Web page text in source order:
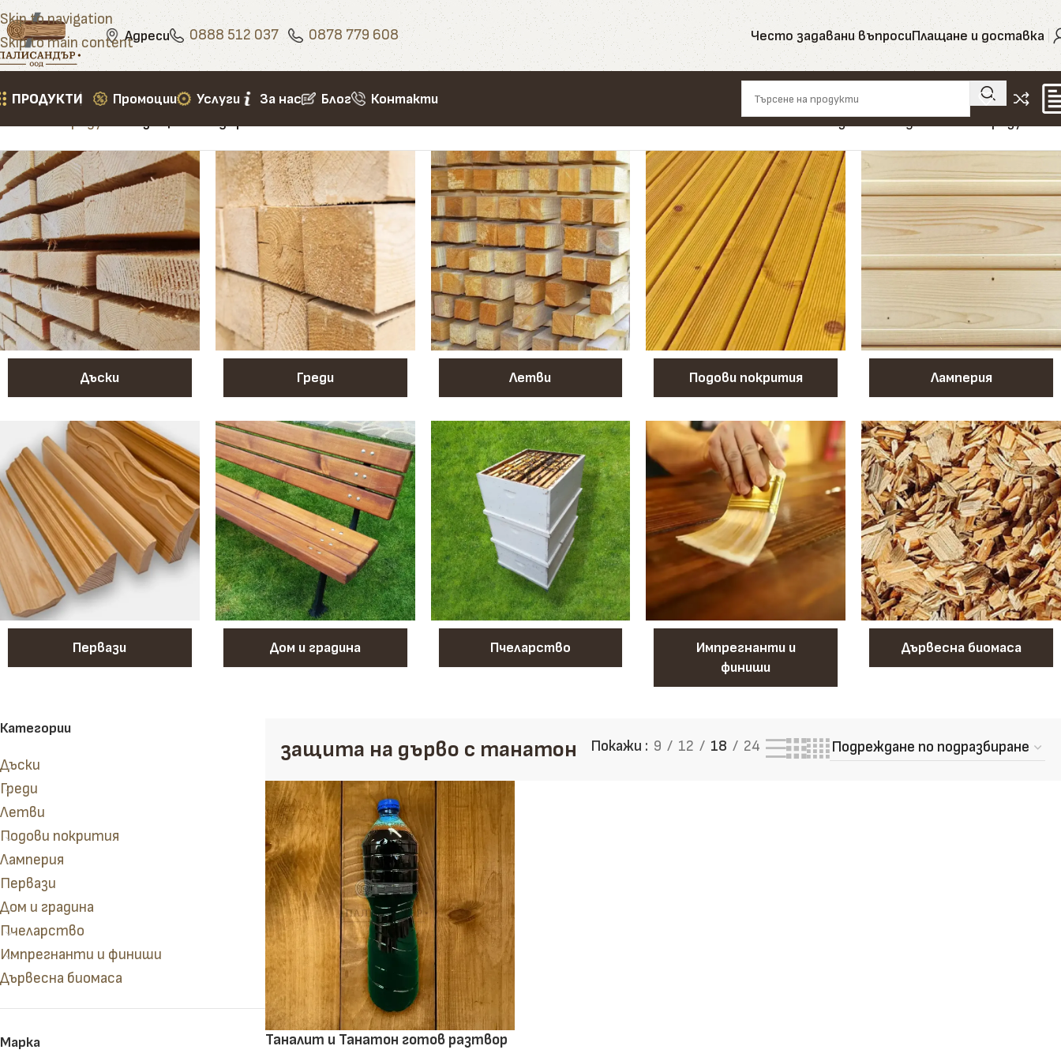
Skip to navigation
Skip to main contentАдреси 0888 512 037 0878 779 608 Често задавани въпросиПлащане и доставка
ПРОДУКТИ
Сухи и сурови дъски Кофражни дъски
Избери здравина, точност и качество – разгледай и
Промоции Услуги За нас Блог Контакти
Начало»Продукти»защита на дърво с танатон Показване на единствения резултат
Дъски Греди Летви Подови покрития Ламперия
Первази Дом и градина Пчеларство
Импрегнанти и
финиши
Дървесна биомаса
Категории
Дъски
Греди
Летви
Подови покрития
Ламперия
Первази
Дом и градина
Пчеларство
Импрегнанти и финиши
Дървесна биомаса
Марка
защита на дърво с танатон Покажи 9 12 18 24
Таналит и Танатон готов разтвор